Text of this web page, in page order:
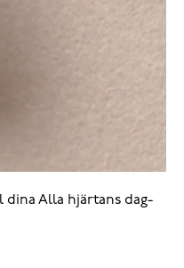
Alla hjärtans dag-